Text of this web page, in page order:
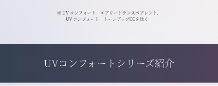
※ UV コンフォート エアリートランスペアレント、
UV コンフォート トーンアップCCを除く
UVコンフォートシリーズ紹介